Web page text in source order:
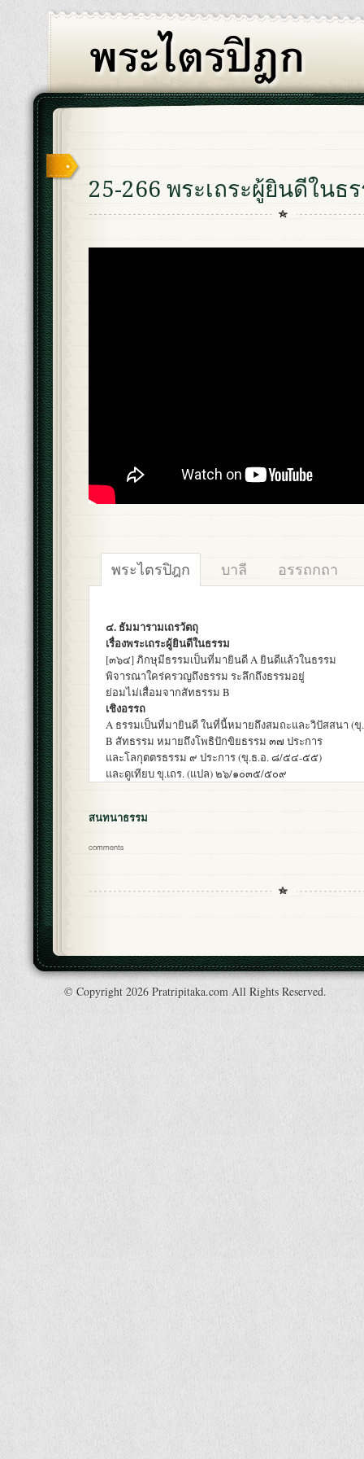
25-266 พระเถระผู้ยินดีในธ
พระไตรปิฎก บาลี อรรถกถา
๔. ธัมมารามเถรวัตถุ
เรื่องพระเถระผู้ยินดีในธรรม
[๓๖๔] ภิกษุมีธรรมเป็นที่มายินดี A ยินดีแล้วในธรรม
พิจารณาใคร่ครวญถึงธรรม ระลึกถึงธรรมอยู่
ย่อมไม่เสื่อมจากสัทธรรม B
เชิงอรรถ
A ธรรมเป็นที่มายินดี ในที่นี้หมายถึงสมถะและวิปัสสนา (
B สัทธรรม หมายถึงโพธิปักขิยธรรม ๓๗ ประการ
และโลกุตตรธรรม ๙ ประการ (ขุ.ธ.อ. ๘/๕๔-๕๕)
และดูเทียบ ขุ.เถร. (แปล) ๒๖/๑๐๓๕/๕๐๙
สนทนาธรรม
comments
© Copyright 2026 Pratripitaka.com All Rights Reserved.